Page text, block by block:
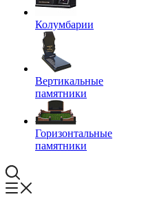
Колумбарии
Вертикальные
памятники
Горизонтальные
памятники